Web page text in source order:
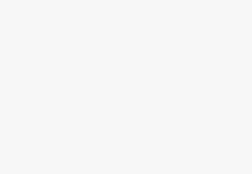
5: falleció un
Lauquen